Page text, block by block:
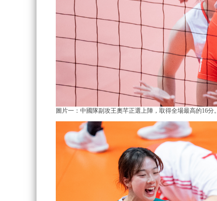
圖片一：中國隊副攻王奧芊正選上陣，取得全場最高的16分。